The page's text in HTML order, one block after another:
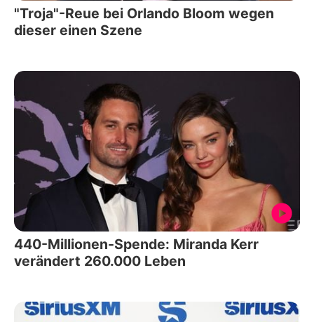
"Troja"-Reue bei Orlando Bloom wegen
dieser einen Szene
440-Millionen-Spende: Miranda Kerr
verändert 260.000 Leben